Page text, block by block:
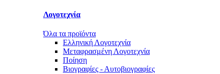
Λογοτεχνία
Όλα τα προϊόντα
Ελληνική Λογοτεχνία
Μεταφρασμένη Λογοτεχνία
Ποίηση
Βιογραφίες - Αυτοβιογραφίες